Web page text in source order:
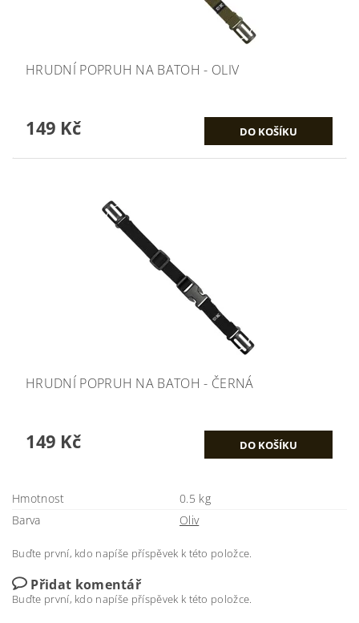
HRUDNÍ POPRUH NA BATOH - OLIV
149 Kč
HRUDNÍ POPRUH NA BATOH - ČERNÁ
149 Kč
Hmotnost
0.5 kg
Barva
Oliv
Buďte první, kdo napíše příspěvek k této položce.
Přidat komentář
Buďte první, kdo napíše příspěvek k této položce.